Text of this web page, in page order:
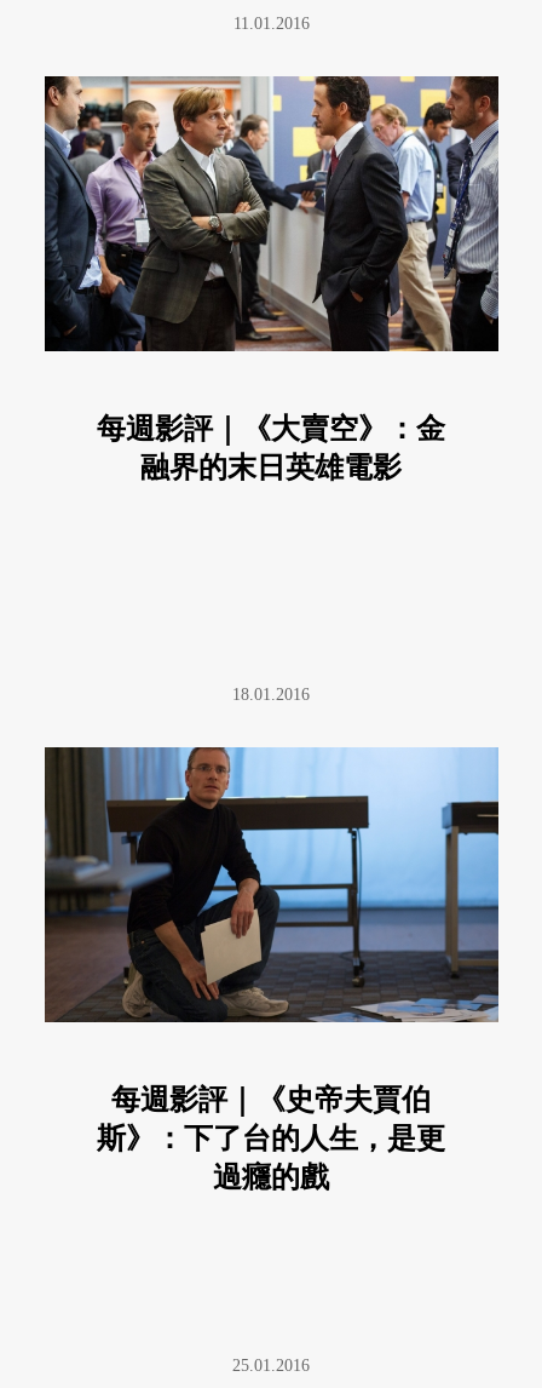
11.01.2016
每週影評｜《大賣空》：金
融界的末日英雄電影
18.01.2016
每週影評｜《史帝夫賈伯
斯》：下了台的人生，是更
過癮的戲
25.01.2016